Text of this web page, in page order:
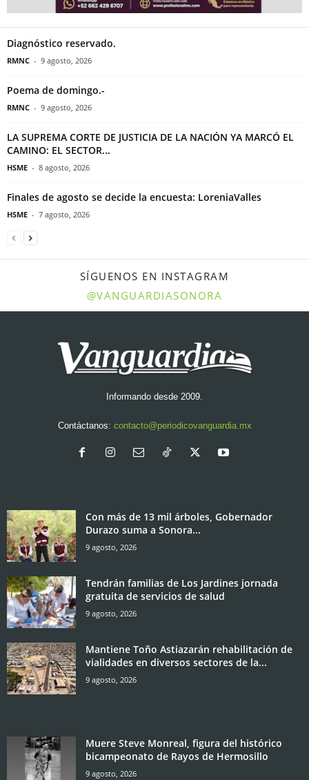
Diagnóstico reservado.
RMNC - 9 agosto, 2026
Poema de domingo.-
RMNC - 9 agosto, 2026
LA SUPREMA CORTE DE JUSTICIA DE LA NACIÓN YA MARCÓ EL
CAMINO: EL SECTOR...
HSME - 8 agosto, 2026
Finales de agosto se decide la encuesta: LoreniaValles
HSME - 7 agosto, 2026
SÍGUENOS EN INSTAGRAM
@VANGUARDIASONORA
Informando desde 2009.
Contáctanos: contacto@periodicovanguardia.mx
Con más de 13 mil árboles, Gobernador
Durazo suma a Sonora...
9 agosto, 2026
Tendrán familias de Los Jardines jornada
gratuita de servicios de salud
9 agosto, 2026
Mantiene Toño Astiazarán rehabilitación de
vialidades en diversos sectores de la...
9 agosto, 2026
Muere Steve Monreal, figura del histórico
bicampeonato de Rayos de Hermosillo
9 agosto, 2026